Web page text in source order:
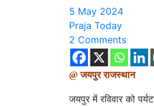
5 May 2024
Praja Today
2 Comments
@ जयपुर राजस्थान
जयपुर में रविवार को